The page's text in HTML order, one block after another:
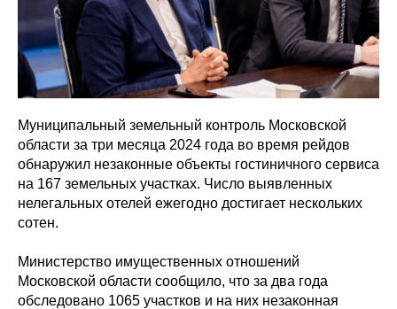
Муниципальный земельный контроль Московской
области за три месяца 2024 года во время рейдов
обнаружил незаконные объекты гостиничного сервиса
на 167 земельных участках. Число выявленных
нелегальных отелей ежегодно достигает нескольких
сотен.
Министерство имущественных отношений
Московской области сообщило, что за два года
обследовано 1065 участков и на них незаконная